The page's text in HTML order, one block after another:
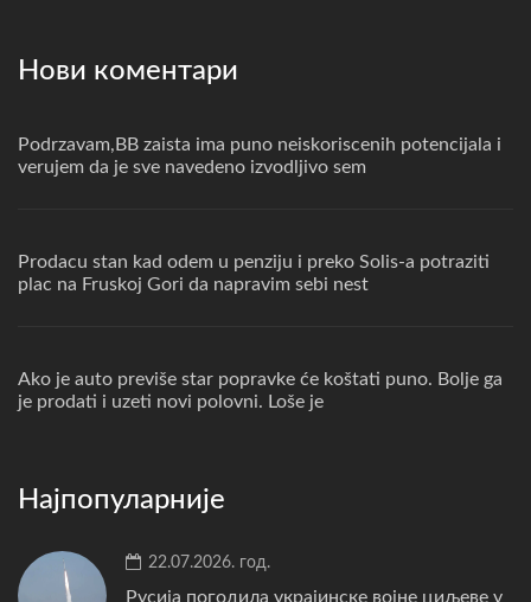
Нови коментари
Podrzavam,BB zaista ima puno neiskoriscenih potencijala i
verujem da je sve navedeno izvodljivo sem
Prodacu stan kad odem u penziju i preko Solis-a potraziti
plac na Fruskoj Gori da napravim sebi nest
Ako je auto previše star popravke će koštati puno. Bolje ga
je prodati i uzeti novi polovni. Loše je
Најпопуларније
22.07.2026. год.
Русија погодила украјинске војне циљеве у